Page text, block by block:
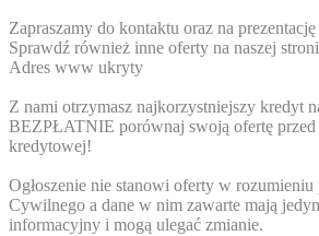
Zapraszamy do kontaktu oraz na
Sprawdź również inne oferty na naszej
Adres www ukryty
Z nami otrzymasz najkorzystniejszy kredyt
BEZPŁATNIE porównaj swoją ofertę
kredytowej!
Ogłoszenie nie stanowi oferty w
Cywilnego a dane w nim zawarte mają
informacyjny i mogą ulegać zmianie.